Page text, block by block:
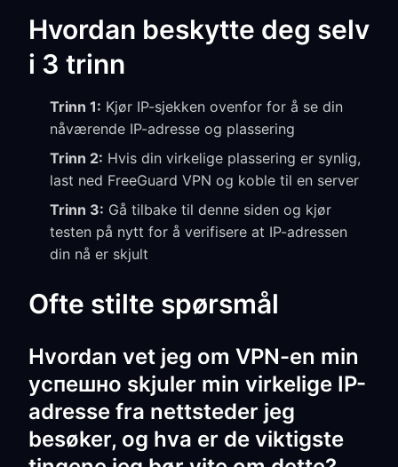
Hvordan beskytte deg selv
i 3 trinn
Trinn 1: Kjør IP-sjekken ovenfor for å se din
nåværende IP-adresse og plassering
Trinn 2: Hvis din virkelige plassering er synlig,
last ned FreeGuard VPN og koble til en server
Trinn 3: Gå tilbake til denne siden og kjør
testen på nytt for å verifisere at IP-adressen
din nå er skjult
Ofte stilte spørsmål
Hvordan vet jeg om VPN-en min
успешно skjuler min virkelige IP-
adresse fra nettsteder jeg
besøker, og hva er de viktigste